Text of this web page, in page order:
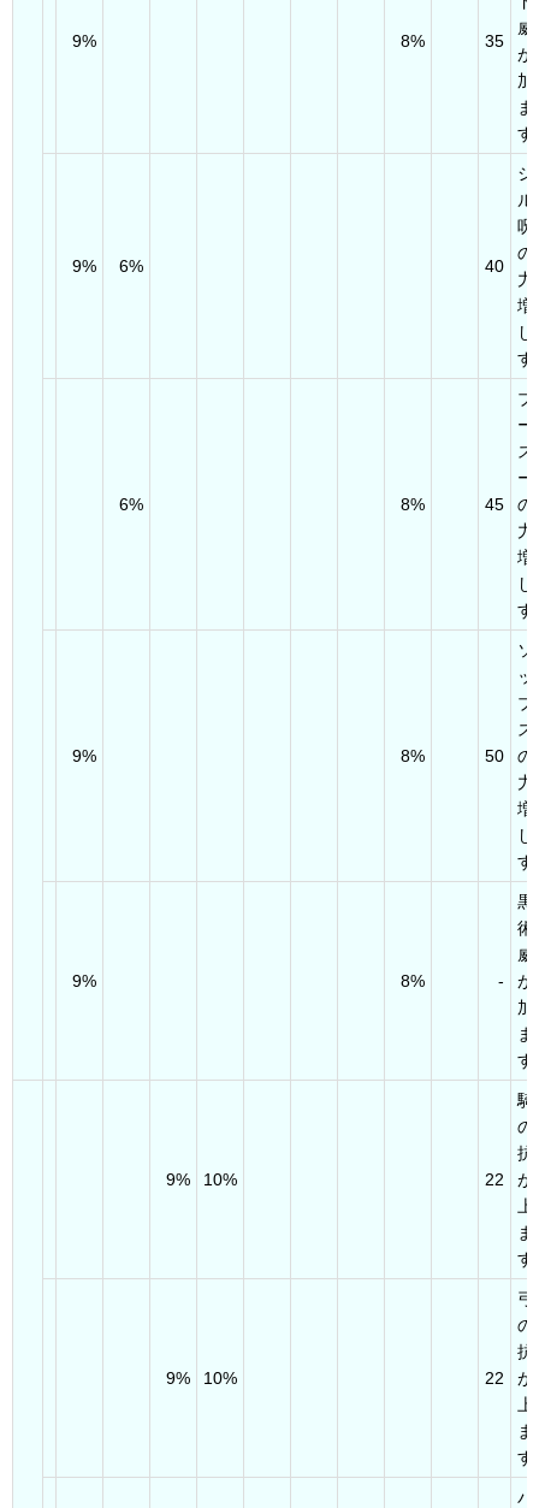
9% 8% 35
威
が
加
ま
す
9% 6% 40
シ
ル
呪
の
力
増
す
6% 8% 45
ブ
ー
ス
ー
の
力
増
す
9% 8% 50
ソ
ッ
ブ
ス
の
力
増
す
9% 8% -
黒
術
威
が
加
ま
す
9% 10% 22
騎
の
抗
が
ま
す
9% 10% 22
弓
の
抗
が
ま
す
パ